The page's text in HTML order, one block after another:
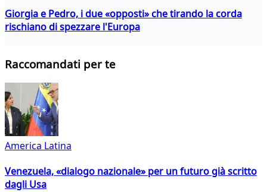
Giorgia e Pedro, i due «opposti» che tirando la corda
rischiano di spezzare l'Europa
Raccomandati per te
America Latina
Venezuela, «dialogo nazionale» per un futuro già scritto
dagli Usa